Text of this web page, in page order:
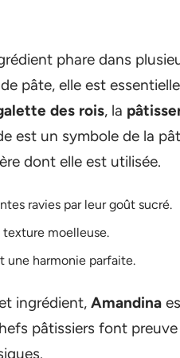
phare dans
pâte, elle est
des rois, la
est un symbole de la
dont elle est utilisée.
ravies par leur goût sucré.
texture moelleuse.
une harmonie parfaite.
ingrédient, Amandina
pâtissiers font